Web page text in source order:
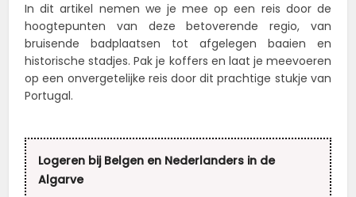
In dit artikel nemen we je mee op een reis door de
hoogtepunten van deze betoverende regio, van
bruisende badplaatsen tot afgelegen baaien en
historische stadjes. Pak je koffers en laat je meevoeren
op een onvergetelijke reis door dit prachtige stukje van
Portugal.
Logeren bij Belgen en Nederlanders in de
Algarve